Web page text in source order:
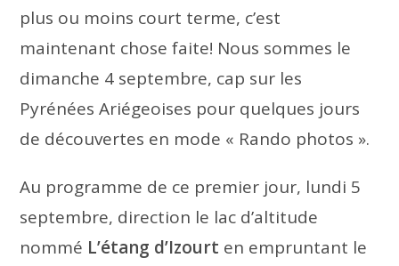
plus ou moins court terme, c’est
maintenant chose faite! Nous sommes le
dimanche 4 septembre, cap sur les
Pyrénées Ariégeoises pour quelques jours
de découvertes en mode « Rando photos ».
Au programme de ce premier jour, lundi 5
septembre, direction le lac d’altitude
nommé L’étang d’Izourt en empruntant le